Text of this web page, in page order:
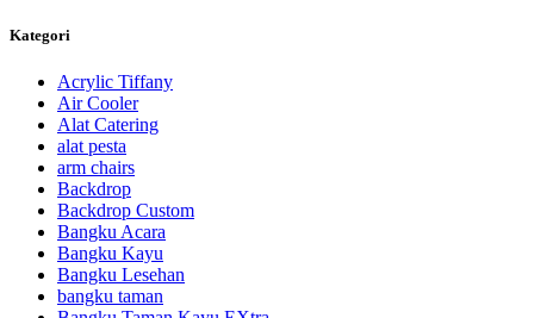
Kategori
Acrylic Tiffany
Air Cooler
Alat Catering
alat pesta
arm chairs
Backdrop
Backdrop Custom
Bangku Acara
Bangku Kayu
Bangku Lesehan
bangku taman